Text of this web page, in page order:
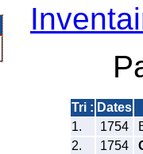
Tri : Dates
1.
1754
2.
1754